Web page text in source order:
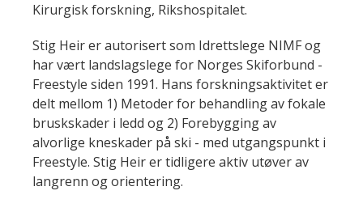
Kirurgisk forskning, Rikshospitalet.
Stig Heir er autorisert som Idrettslege NIMF og
har vært landslagslege for Norges Skiforbund -
Freestyle siden 1991. Hans forskningsaktivitet er
delt mellom 1) Metoder for behandling av fokale
bruskskader i ledd og 2) Forebygging av
alvorlige kneskader på ski - med utgangspunkt i
Freestyle. Stig Heir er tidligere aktiv utøver av
langrenn og orientering.